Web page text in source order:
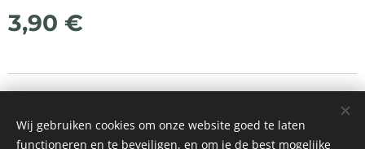
3,90 €
Webnode
Wij gebruiken cookies om onze website goed te laten
functioneren en te beveiligen, en om je de best mogelijke